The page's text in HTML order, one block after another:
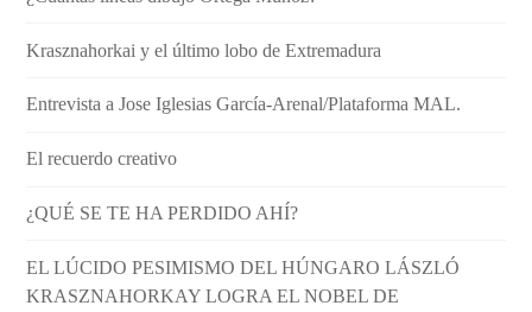
Krasznahorkai y el último lobo de Extremadura
Entrevista a Jose Iglesias García-Arenal/Plataforma MAL.
El recuerdo creativo
¿QUÉ SE TE HA PERDIDO AHÍ?
EL LÚCIDO PESIMISMO DEL HÚNGARO LÁSZLÓ
KRASZNAHORKAY LOGRA EL NOBEL DE